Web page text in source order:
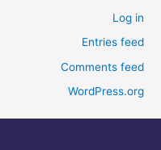
Log in
Entries feed
Comments feed
WordPress.org